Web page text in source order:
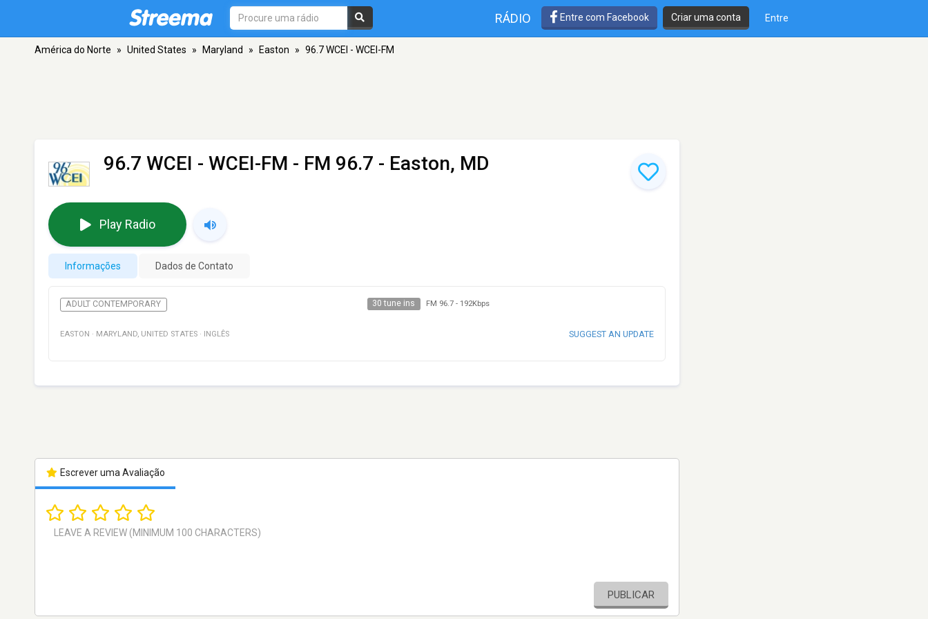
RÁDIO Entre com Facebook Criar uma conta Entre
América do Norte » United States » Maryland » Easton » 96.7 WCEI - WCEI-FM
96.7 WCEI - WCEI-FM - FM 96.7 - Easton, MD
Play Radio
Informações Dados de Contato
ADULT CONTEMPORARY 30 tune ins FM 96.7- 192Kbps
EASTON · MARYLAND, UNITED STATES · INGLÊS SUGGEST AN UPDATE
Escrever uma Avaliação
PUBLICAR